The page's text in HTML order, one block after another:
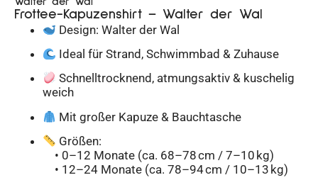
Frottee-Kapuzenshirt – Walter der Wal
Design: Walter der Wal
Ideal für Strand, Schwimmbad & Zuhause
Schnelltrocknend, atmungsaktiv & kuschelig
weich
Mit großer Kapuze & Bauchtasche
Größen:
• 0–12 Monate (ca. 68–78 cm / 7–10 kg)
• 12–24 Monate (ca. 78–94 cm / 10–13 kg)